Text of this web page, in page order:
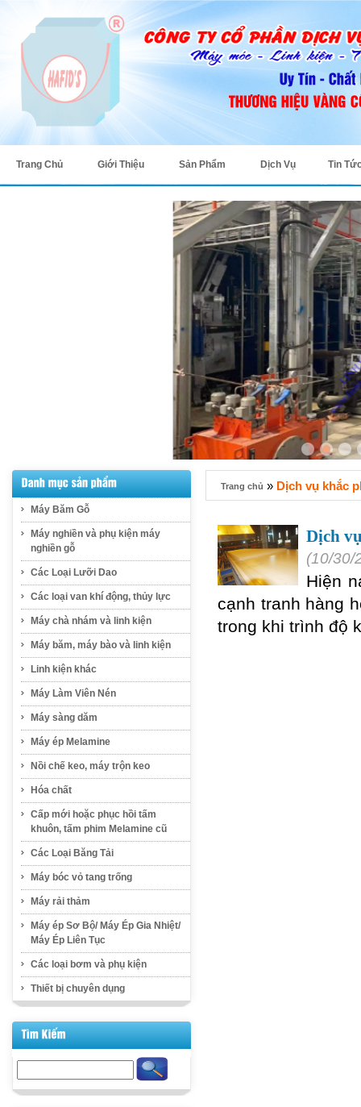
Trang Chủ Giới Thiệu Sản Phẩm Dịch Vụ Tin
Máy Băm Gỗ
Máy nghiền và phụ kiện máy
nghiền gỗ
Các Loại Lưỡi Dao
Các loại van khí động, thủy lực
Máy chà nhám và linh kiện
Máy băm, máy bào và linh kiện
Linh kiện khác
Máy Làm Viên Nén
Máy sàng dăm
Máy ép Melamine
Nồi chế keo, máy trộn keo
Hóa chất
Cấp mới hoặc phục hồi tấm
khuôn, tấm phim Melamine cũ
Các Loại Băng Tải
Máy bóc vỏ tang trống
Máy rải thảm
Máy ép Sơ Bộ/ Máy Ép Gia Nhiệt/
Máy Ép Liên Tục
Các loại bơm và phụ kiện
Thiết bị chuyên dụng
Trang chủ » Dịch vụ khắc
Dịch
(10/30/
Hiện
cạnh tranh hàng
trong khi trình độ